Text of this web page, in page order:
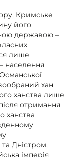
Кримське
його
державою –
лише
населення
Османської
хан
ханства лише
отримання
ханства
Дністром,
імперія